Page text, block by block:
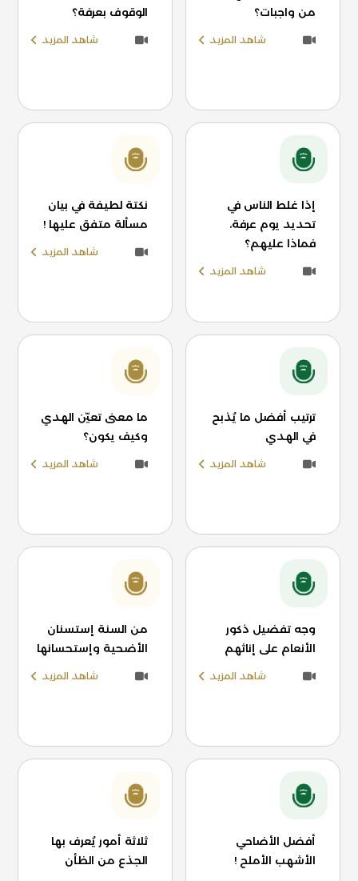
من واجبات؟
شاهد المزيد
الوقوف بعرفة؟
شاهد المزيد
إذا غلط الناس في
تحديد يوم عرفة،
فماذا عليهم؟
شاهد المزيد
نكتة لطيفة في بيان
مسألة متفق عليها !
شاهد المزيد
ترتيب أفضل ما يُذبح
في الهدي
شاهد المزيد
ما معنى تعيّن الهدي
وكيف يكون؟
شاهد المزيد
وجه تفضيل ذكور
الأنعام على إناثهم
شاهد المزيد
من السنة إستسنان
الأضحية وإستحسانها
شاهد المزيد
أفضل الأضاحي
الأشهب الأملح !
ثلاثة أمور يُعرف بها
الجذع من الظأن